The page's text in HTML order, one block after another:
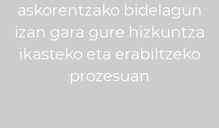
askorentzako bidelagun
izan gara gure hizkuntza
ikasteko eta erabiltzeko
prozesuan